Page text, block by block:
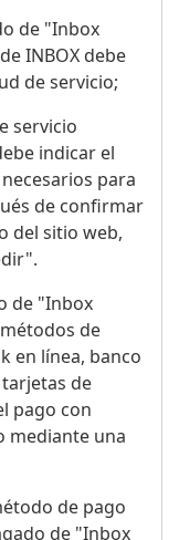
de "Inbox
INBOX debe
de servicio;
servicio
indicar el
para
de confirmar
del sitio web,
de "Inbox
de
en línea, banco
tarjetas de
pago con
mediante una
de pago
de "Inbox